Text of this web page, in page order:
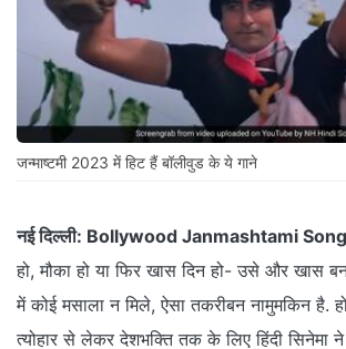
जन्माष्टमी 2023 में हिट हैं बॉलीवुड के ये गाने
नई दिल्ली: Bollywood Janmashtami
हो, मौका हो या फिर खास दिन हो- उसे और खास
में कोई मसाला न मिले, ऐसा तकरीबन नामुमकिन है.
त्योहार से लेकर देशभक्ति तक के लिए हिंदी सिनेमा